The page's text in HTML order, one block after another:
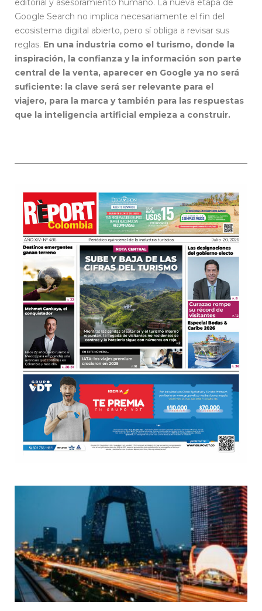
editorial y asesoramiento humano. La nueva etapa de
Google Search no implica necesariamente el fin del
ecosistema digital abierto, pero sí obliga a revisar sus
reglas. En una industria como el turismo, donde la
inspiración, la confianza y la información son parte
central de la venta, aparecer en Google ya no será
suficiente: la clave será ser relevante para el
viajero, para la marca y también para las respuestas
que la inteligencia artificial empieza a construir.